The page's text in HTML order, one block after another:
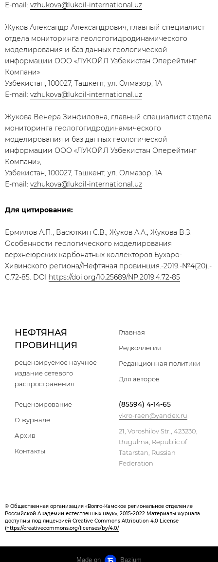
Е-mail: vzhukova@lukoil-international.uz
Жуков Александр Александрович, главный специалист
отдела мониторинга геологогидродинамического
моделирования и баз данных геологической
информации ООО «ЛУКОЙЛ Узбекистан Оперейтинг
Компани»
Узбекистан, 100027, Ташкент, ул. Олмазор, 1А
Е-mail: vzhukova@lukoil-international.uz
Жукова Венера Зинфиловна, главный специалист отдела
мониторинга геологогидродинамического
моделирования и баз данных геологической
информации ООО «ЛУКОЙЛ Узбекистан Оперейтинг
Компани»,
Узбекистан, 100027, Ташкент, ул. Олмазор, 1А
Е-mail: vzhukova@lukoil-international.uz
Для цитирования:
Ермилов А.П., Васюткин С.В., Жуков А.А., Жукова В.З.
Особенности геологического моделирования
верхнеюрских карбонатных коллекторов Бухаро-
Хивинского региона//Нефтяная провинция.-2019.-№4(20).-
С.72-85. DOI https://doi.org/10.25689/NP.2019.4.72-85
НЕФТЯНАЯ
ПРОВИНЦИЯ
рецензируемое научное
издание сетевого
распространения
Главная
Редколлегия
Редакционная политики
Для авторов
Рецензирование
О журнале
Архив
Контакты
(85594) 4-14-65
vkro-raen@yandex.ru
21, Voroshilov Str., 423230,
Bugulma, Republic of
Tatarstan, Russian
Federation
© Общественная организация «Волго-Камское региональное отделение
Российской Академии естественных наук», 2015-2022 Материалы журнала
доступны под лицензией Creative Commons Attribution 4.0 License
(https://creativecommons.org/licenses/by/4.0/
Made on Bazium